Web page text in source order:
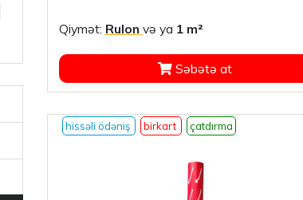
Qiymət: Rulon və ya 1 m²
Səbətə at
hissəli ödəniş birkart çatdırma